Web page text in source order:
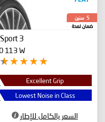
5 سنين
ضمان لمدة
3
113 W
Excellent Grip
Lowest Noise in Class
السعر بالكامل للإطار